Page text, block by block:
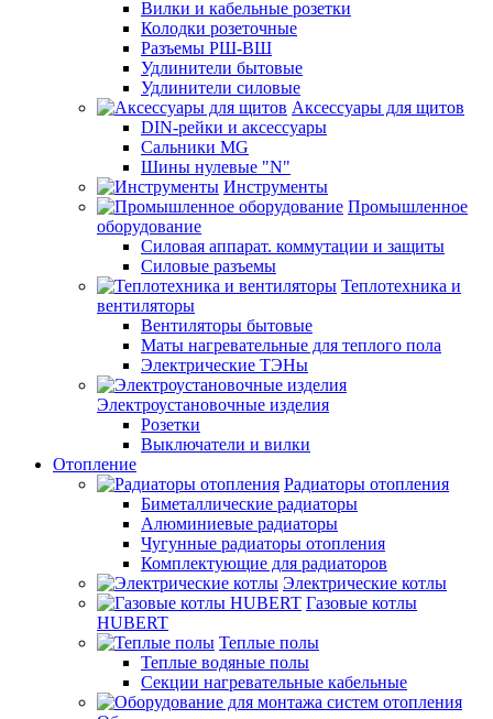
Вилки и кабельные розетки
Колодки розеточные
Разъемы РШ-ВШ
Удлинители бытовые
Удлинители силовые
Аксессуары для щитов
DIN-рейки и аксессуары
Сальники MG
Шины нулевые "N"
Инструменты
Промышленное
оборудование
Силовая аппарат. коммутации и защиты
Силовые разъемы
Теплотехника и
вентиляторы
Вентиляторы бытовые
Маты нагревательные для теплого пола
Электрические ТЭНы
Электроустановочные изделия
Розетки
Выключатели и вилки
Отопление
Радиаторы отопления
Биметаллические радиаторы
Алюминиевые радиаторы
Чугунные радиаторы отопления
Комплектующие для радиаторов
Электрические котлы
Газовые котлы
HUBERT
Теплые полы
Теплые водяные полы
Секции нагревательные кабельные